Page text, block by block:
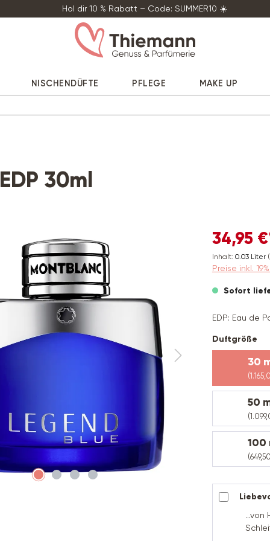
Hol dir 10 % Rabatt – Code: SUMMER10 ☀️
NISCHENDÜFTE PFLEGE MAKE UP
30ml
34,95
Inhalt: 0.03 Liter
Preise inkl.
Sofort
EDP: Eau de
Duftgröße
30
50
100
...von